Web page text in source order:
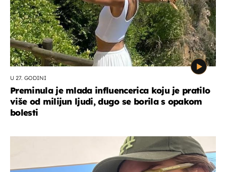
U 27. GODINI
Preminula je mlada influencerica koju je pratilo
više od milijun ljudi, dugo se borila s opakom
bolesti